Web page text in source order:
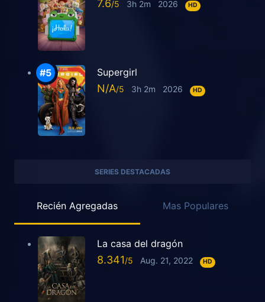
7.6 3h 2m 2026 HD
Supergirl
N/A 3h 2m 2026 HD
SERIES DESTACADAS
Recién Agregadas Mas Populares
La casa del dragón
8.341 Aug. 21, 2022 HD